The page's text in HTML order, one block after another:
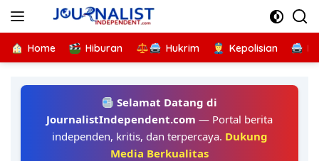
Home Hiburan Hukrim Kepolisian
Selamat Datang di
JournalistIndependent.com — Portal berita
independen, kritis, dan terpercaya. Dukung
Media Berkualitas